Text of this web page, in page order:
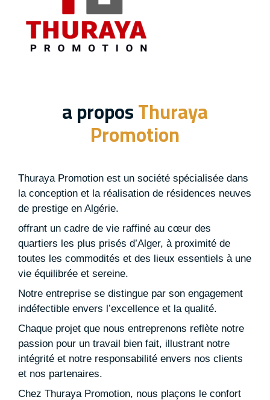
a proposThuraya
Promotion
Thuraya Promotion est un société spécialisée dans
la conception et la réalisation de résidences neuves
de prestige en Algérie.
offrant un cadre de vie raffiné au cœur des
quartiers les plus prisés d’Alger, à proximité de
toutes les commodités et des lieux essentiels à une
vie équilibrée et sereine.
Notre entreprise se distingue par son engagement
indéfectible envers l’excellence et la qualité.
Chaque projet que nous entreprenons reflète notre
passion pour un travail bien fait, illustrant notre
intégrité et notre responsabilité envers nos clients
et nos partenaires.
Chez Thuraya Promotion, nous plaçons le confort